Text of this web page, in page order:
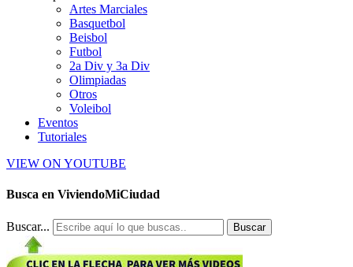
Artes Marciales
Basquetbol
Beisbol
Futbol
2a Div y 3a Div
Olimpiadas
Otros
Voleibol
Eventos
Tutoriales
VIEW ON YOUTUBE
Busca en ViviendoMiCiudad
Buscar... Buscar